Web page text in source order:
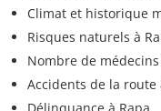
Climat et historique
Risques naturels à
Nombre de médecins
Accidents de la route